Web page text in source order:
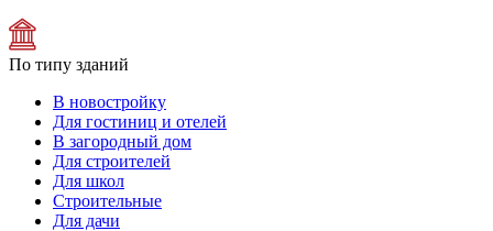
По типу зданий
В новостройку
Для гостиниц и отелей
В загородный дом
Для строителей
Для школ
Строительные
Для дачи